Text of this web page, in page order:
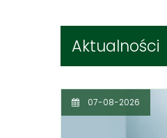
Aktualności
07-08-2026